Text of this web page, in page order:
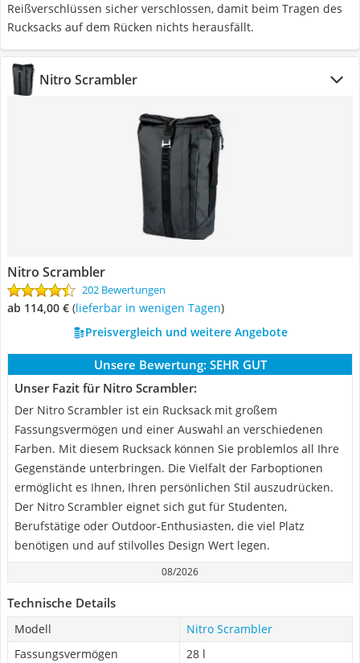
Reißverschlüssen sicher verschlossen, damit beim Tragen des
Rucksacks auf dem Rücken nichts herausfällt.
Nitro Scrambler
Nitro Scrambler
202 Bewertungen
ab 114,00 € ( Lieferbar in wenigen Tagen)
Preisvergleich und weitere Angebote
Unsere Bewertung: SEHR GUT
Unser Fazit für Nitro Scrambler:
Der Nitro Scrambler ist ein Rucksack mit großem
Fassungsvermögen und einer Auswahl an verschiedenen
Farben. Mit diesem Rucksack können Sie problemlos all Ihre
Gegenstände unterbringen. Die Vielfalt der Farboptionen
ermöglicht es Ihnen, Ihren persönlichen Stil auszudrücken.
Der Nitro Scrambler eignet sich gut für Studenten,
Berufstätige oder Outdoor-Enthusiasten, die viel Platz
benötigen und auf stilvolles Design Wert legen.
08/2026
Technische Details
Modell
Nitro Scrambler
Fassungsvermögen
28 l